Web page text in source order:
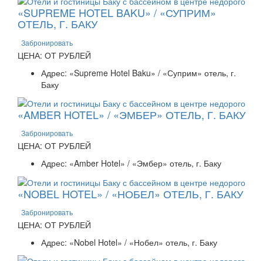
«SUPREME HOTEL BAKU» / «СУПРИМ»
ОТЕЛЬ, Г. БАКУ
Забронировать
ЦЕНА: ОТ РУБЛЕЙ
Адрес: «Supreme Hotel Baku» / «Суприм» отель, г.
Баку
«AMBER HOTEL» / «ЭМБЕР» ОТЕЛЬ, Г. БАКУ
Забронировать
ЦЕНА: ОТ РУБЛЕЙ
Адрес: «Amber Hotel» / «Эмбер» отель, г. Баку
«NOBEL HOTEL» / «НОБЕЛ» ОТЕЛЬ, Г. БАКУ
Забронировать
ЦЕНА: ОТ РУБЛЕЙ
Адрес: «Nobel Hotel» / «Нобел» отель, г. Баку